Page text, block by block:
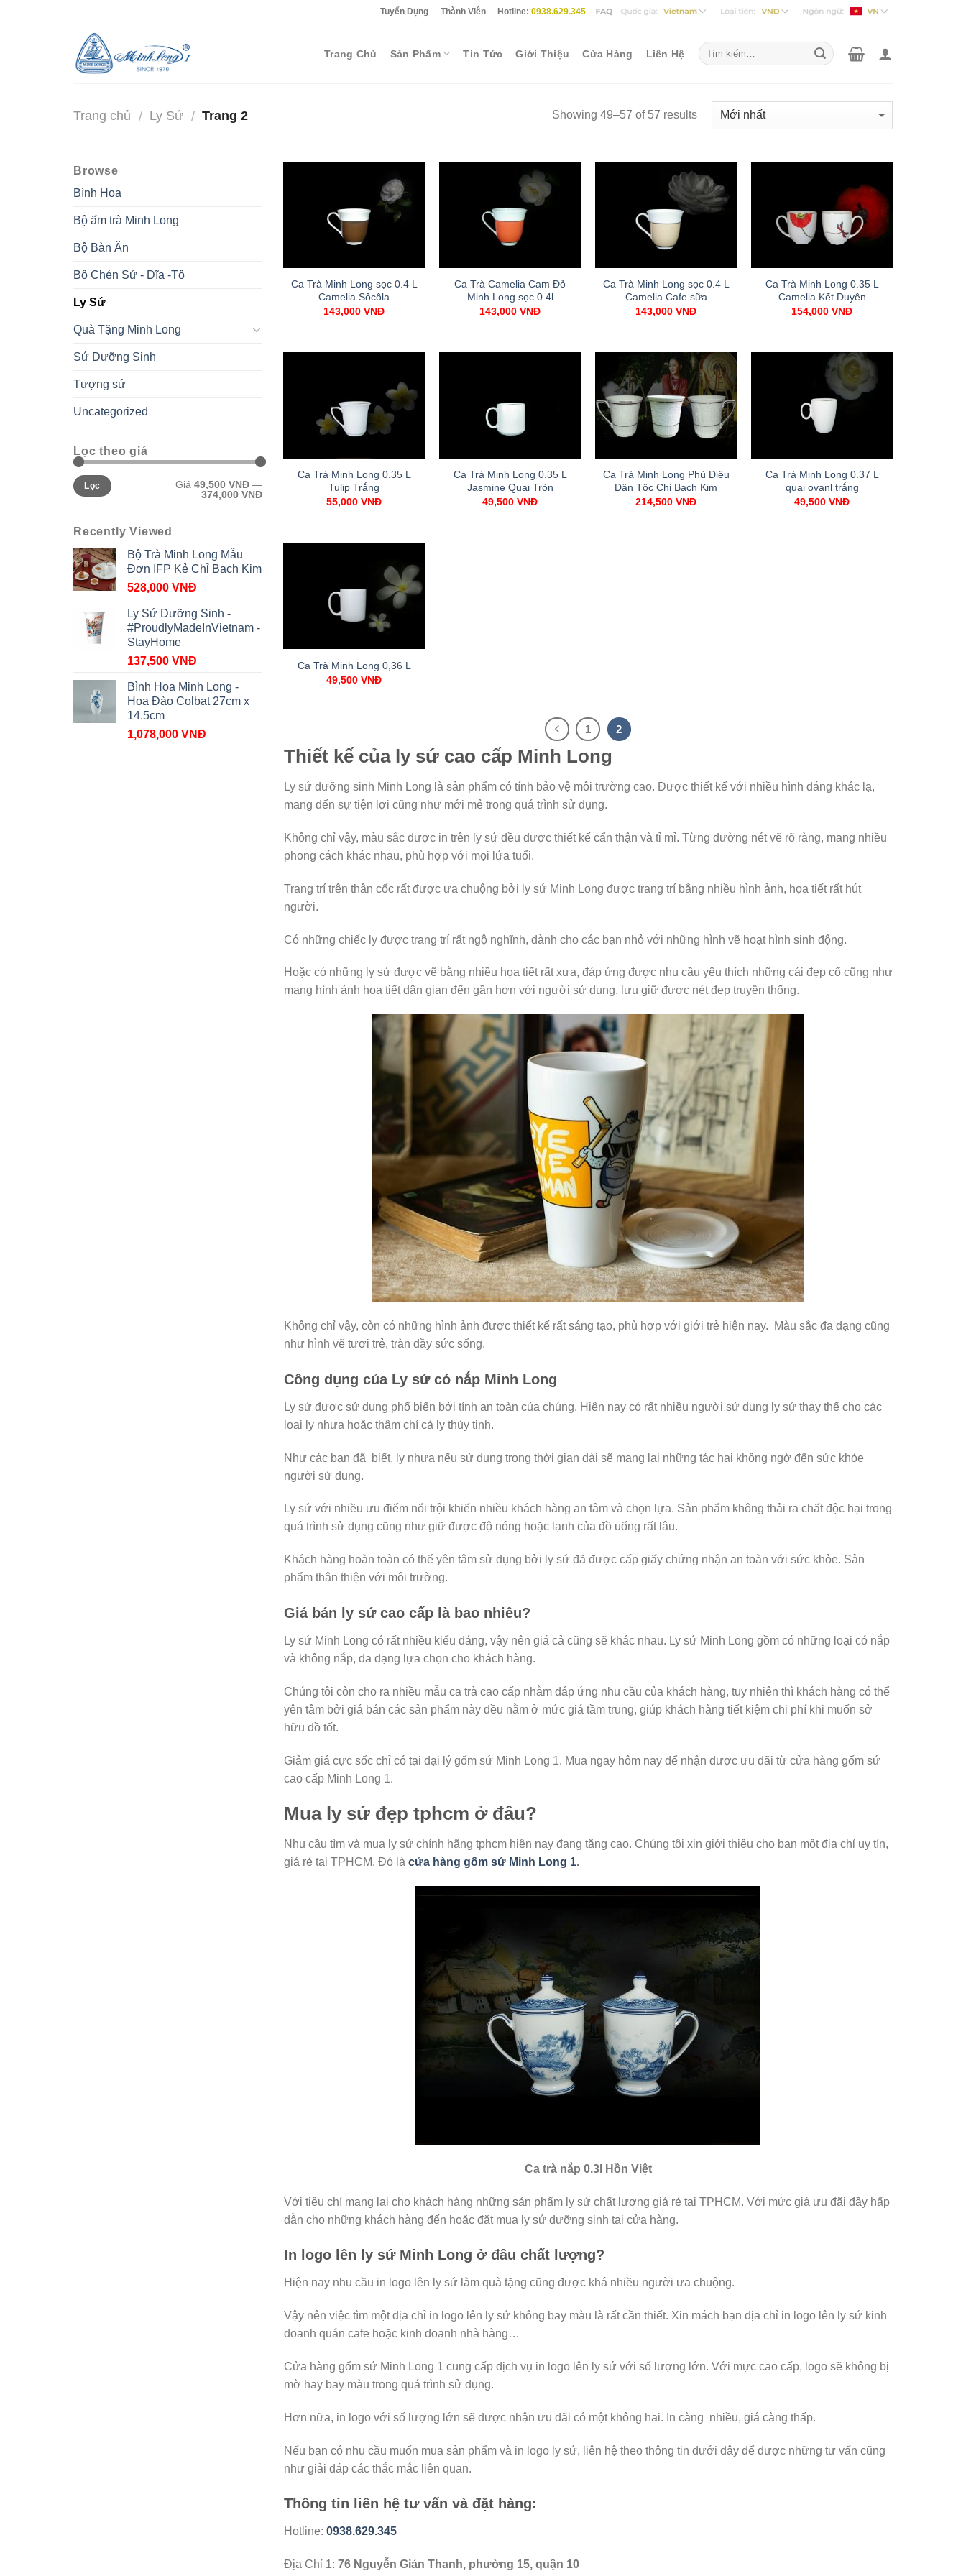
Tuyển Dụng Thành Viên Hotline:0938.629.345
Trang Chủ Sản Phẩm Tin Tức Giới Thiệu Cửa Hàng Liên Hệ
Trang chủ / Ly Sứ / Trang 2 Showing 49–57 of 57 results
Browse
Bình Hoa
Bộ ấm trà Minh Long
Bộ Bàn Ăn
Bộ Chén Sứ - Dĩa -Tô
Ly Sứ
Quà Tặng Minh Long
Sứ Dưỡng Sinh
Tượng sứ
Uncategorized
Lọc theo giá
Lọc Giá 49,500 VNĐ—
374,000 VNĐ
Recently Viewed
Bộ Trà Minh Long Mẫu
Đơn IFP Kẻ Chỉ Bạch Kim
528,000 VNĐ
Ly Sứ Dưỡng Sinh -
#ProudlyMadeInVietnam -
StayHome
137,500 VNĐ
Bình Hoa Minh Long -
Hoa Đào Colbat 27cm x
14.5cm
1,078,000 VNĐ
Ca Trà Minh Long sọc 0.4 L
Camelia Sôcôla
143,000VNĐ
Ca Trà Camelia Cam Đỏ
Minh Long sọc 0.4l
143,000VNĐ
Ca Trà Minh Long sọc 0.4 L
Camelia Cafe sữa
143,000VNĐ
Ca Trà Minh Long 0.35 L
Camelia Kết Duyên
154,000VNĐ
Ca Trà Minh Long 0.35 L
Tulip Trắng
55,000VNĐ
Ca Trà Minh Long 0.35 L
Jasmine Quai Tròn
49,500VNĐ
Ca Trà Minh Long Phù Điêu
Dân Tộc Chỉ Bạch Kim
214,500VNĐ
Ca Trà Minh Long 0.37 L
quai ovanl trắng
49,500VNĐ
Ca Trà Minh Long 0,36 L
49,500VNĐ
1 2
Thiết kế của ly sứ cao cấp Minh Long
Ly sứ dưỡng sinh Minh Long là sản phẩm có tính bảo vệ môi trường cao. Được thiết kế với nhiều hình dáng khác lạ,
mang đến sự tiện lợi cũng như mới mẻ trong quá trình sử dụng.
Không chỉ vậy, màu sắc được in trên ly sứ đều được thiết kế cẩn thận và tỉ mỉ. Từng đường nét vẽ rõ ràng, mang nhiều
phong cách khác nhau, phù hợp với mọi lứa tuổi.
Trang trí trên thân cốc rất được ưa chuộng bởi ly sứ Minh Long được trang trí bằng nhiều hình ảnh, họa tiết rất hút
người.
Có những chiếc ly được trang trí rất ngộ nghĩnh, dành cho các bạn nhỏ với những hình vẽ hoạt hình sinh động.
Hoặc có những ly sứ được vẽ bằng nhiều họa tiết rất xưa, đáp ứng được nhu cầu yêu thích những cái đẹp cổ cũng như
mang hình ảnh họa tiết dân gian đến gần hơn với người sử dụng, lưu giữ được nét đẹp truyền thống.
Không chỉ vậy, còn có những hình ảnh được thiết kế rất sáng tạo, phù hợp với giới trẻ hiện nay. Màu sắc đa dạng cũng
như hình vẽ tươi trẻ, tràn đầy sức sống.
Công dụng của Ly sứ có nắp Minh Long
Ly sứ được sử dụng phổ biến bởi tính an toàn của chúng. Hiện nay có rất nhiều người sử dụng ly sứ thay thế cho các
loại ly nhựa hoặc thậm chí cả ly thủy tinh.
Như các bạn đã biết, ly nhựa nếu sử dụng trong thời gian dài sẽ mang lại những tác hại không ngờ đến sức khỏe
người sử dụng.
Ly sứ với nhiều ưu điểm nổi trội khiến nhiều khách hàng an tâm và chọn lựa. Sản phẩm không thải ra chất độc hại trong
quá trình sử dụng cũng như giữ được độ nóng hoặc lạnh của đồ uống rất lâu.
Khách hàng hoàn toàn có thể yên tâm sử dụng bởi ly sứ đã được cấp giấy chứng nhận an toàn với sức khỏe. Sản
phẩm thân thiện với môi trường.
Giá bán ly sứ cao cấp là bao nhiêu?
Ly sứ Minh Long có rất nhiều kiểu dáng, vậy nên giá cả cũng sẽ khác nhau. Ly sứ Minh Long gồm có những loại có nắp
và không nắp, đa dạng lựa chọn cho khách hàng.
Chúng tôi còn cho ra nhiều mẫu ca trà cao cấp nhằm đáp ứng nhu cầu của khách hàng, tuy nhiên thì khách hàng có thể
yên tâm bởi giá bán các sản phẩm này đều nằm ở mức giá tầm trung, giúp khách hàng tiết kiệm chi phí khi muốn sở
hữu đồ tốt.
Giảm giá cực sốc chỉ có tại đại lý gốm sứ Minh Long 1. Mua ngay hôm nay để nhận được ưu đãi từ cửa hàng gốm sứ
cao cấp Minh Long 1.
Mua ly sứ đẹp tphcm ở đâu?
Nhu cầu tìm và mua ly sứ chính hãng tphcm hiện nay đang tăng cao. Chúng tôi xin giới thiệu cho bạn một địa chỉ uy tín,
giá rẻ tại TPHCM. Đó là cửa hàng gốm sứ Minh Long 1.
Ca trà nắp 0.3l Hồn Việt
Với tiêu chí mang lại cho khách hàng những sản phẩm ly sứ chất lượng giá rẻ tại TPHCM. Với mức giá ưu đãi đầy hấp
dẫn cho những khách hàng đến hoặc đặt mua ly sứ dưỡng sinh tại cửa hàng.
In logo lên ly sứ Minh Long ở đâu chất lượng?
Hiện nay nhu cầu in logo lên ly sứ làm quà tặng cũng được khá nhiều người ưa chuộng.
Vậy nên việc tìm một địa chỉ in logo lên ly sứ không bay màu là rất cần thiết. Xin mách bạn địa chỉ in logo lên ly sứ kinh
doanh quán cafe hoặc kinh doanh nhà hàng…
Cửa hàng gốm sứ Minh Long 1 cung cấp dịch vụ in logo lên ly sứ với số lượng lớn. Với mực cao cấp, logo sẽ không bị
mờ hay bay màu trong quá trình sử dụng.
Hơn nữa, in logo với số lượng lớn sẽ được nhận ưu đãi có một không hai. In càng nhiều, giá càng thấp.
Nếu bạn có nhu cầu muốn mua sản phẩm và in logo ly sứ, liên hệ theo thông tin dưới đây để được những tư vấn cũng
như giải đáp các thắc mắc liên quan.
Thông tin liên hệ tư vấn và đặt hàng:
Hotline: 0938.629.345
Địa Chỉ 1: 76 Nguyễn Giản Thanh, phường 15, quận 10